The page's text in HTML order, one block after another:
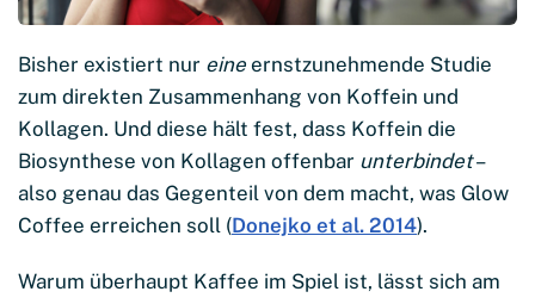
Bisher existiert nur eine ernstzunehmende Studie
zum direkten Zusammenhang von Koffein und
Kollagen. Und diese hält fest, dass Koffein die
Biosynthese von Kollagen offenbar unterbindet–
also genau das Gegenteil von dem macht, was Glow
Coffee erreichen soll (Donejko et al. 2014).
Warum überhaupt Kaffee im Spiel ist, lässt sich am